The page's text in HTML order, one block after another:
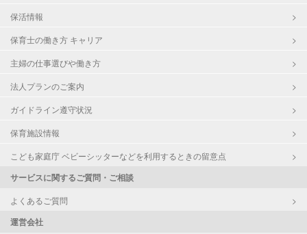
保活情報
保育士の働き方 キャリア
主婦の仕事選びや働き方
法人プランのご案内
ガイドライン遵守状況
保育施設情報
こども家庭庁 ベビーシッターなどを利用するときの留意点
サービスに関するご質問・ご相談
よくあるご質問
運営会社